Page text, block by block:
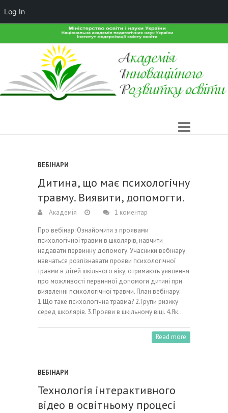
ВЕБІНАРИ
Дитина, що має психологічну
травму. Виявити, допомогти.
Академія 1 коментар
Про вебінар: Ознайомити з проявами
психологічної травми в школярів, навчити
надавати первинну допомогу. Учасники вебінару
навчаться розпізнавати прояви психологічної
травми в дітей шкільного віку, отримають уявлення
про можливості первинної допомоги дитині при
виявленні психологічної травми. План вебінару:
1.Що таке психологічна травма? 2.Групи ризику
серед школярів. 3.Прояви в шкільному віці. 4.Як…
Read more
ВЕБІНАРИ
Технологія інтерактивного
відео в освітньому процесі
Log In